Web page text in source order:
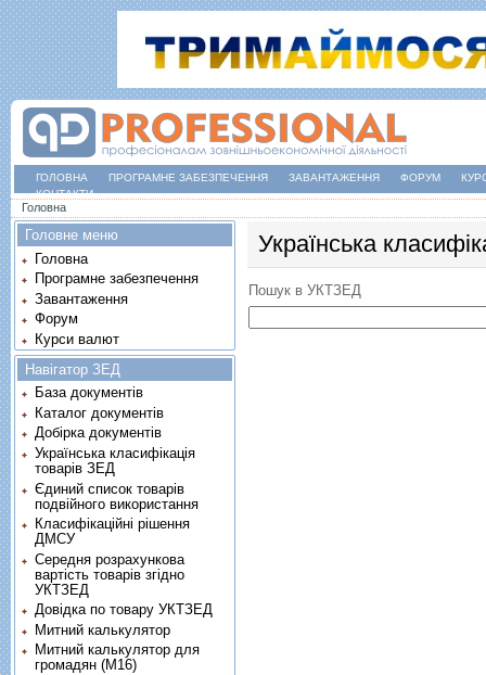
ГОЛОВНА ПРОГРАМНЕ ЗАБЕЗПЕЧЕННЯ ЗАВАНТАЖЕННЯ ФОРУМ
КОНТАКТИ
Ви є тут
Головна
Українська
Пошук в УКТЗЕД
Головне меню
Головна
Програмне забезпечення
Завантаження
Форум
Курси валют
Навігатор ЗЕД
База документів
Каталог документів
Добірка документів
Українська класифікація
товарів ЗЕД
Єдиний список товарів
подвійного використання
Класифікаційні рішення
ДМСУ
Середня розрахункова
вартість товарів згідно
УКТЗЕД
Довідка по товару УКТЗЕД
Митний калькулятор
Митний калькулятор для
громадян (М16)